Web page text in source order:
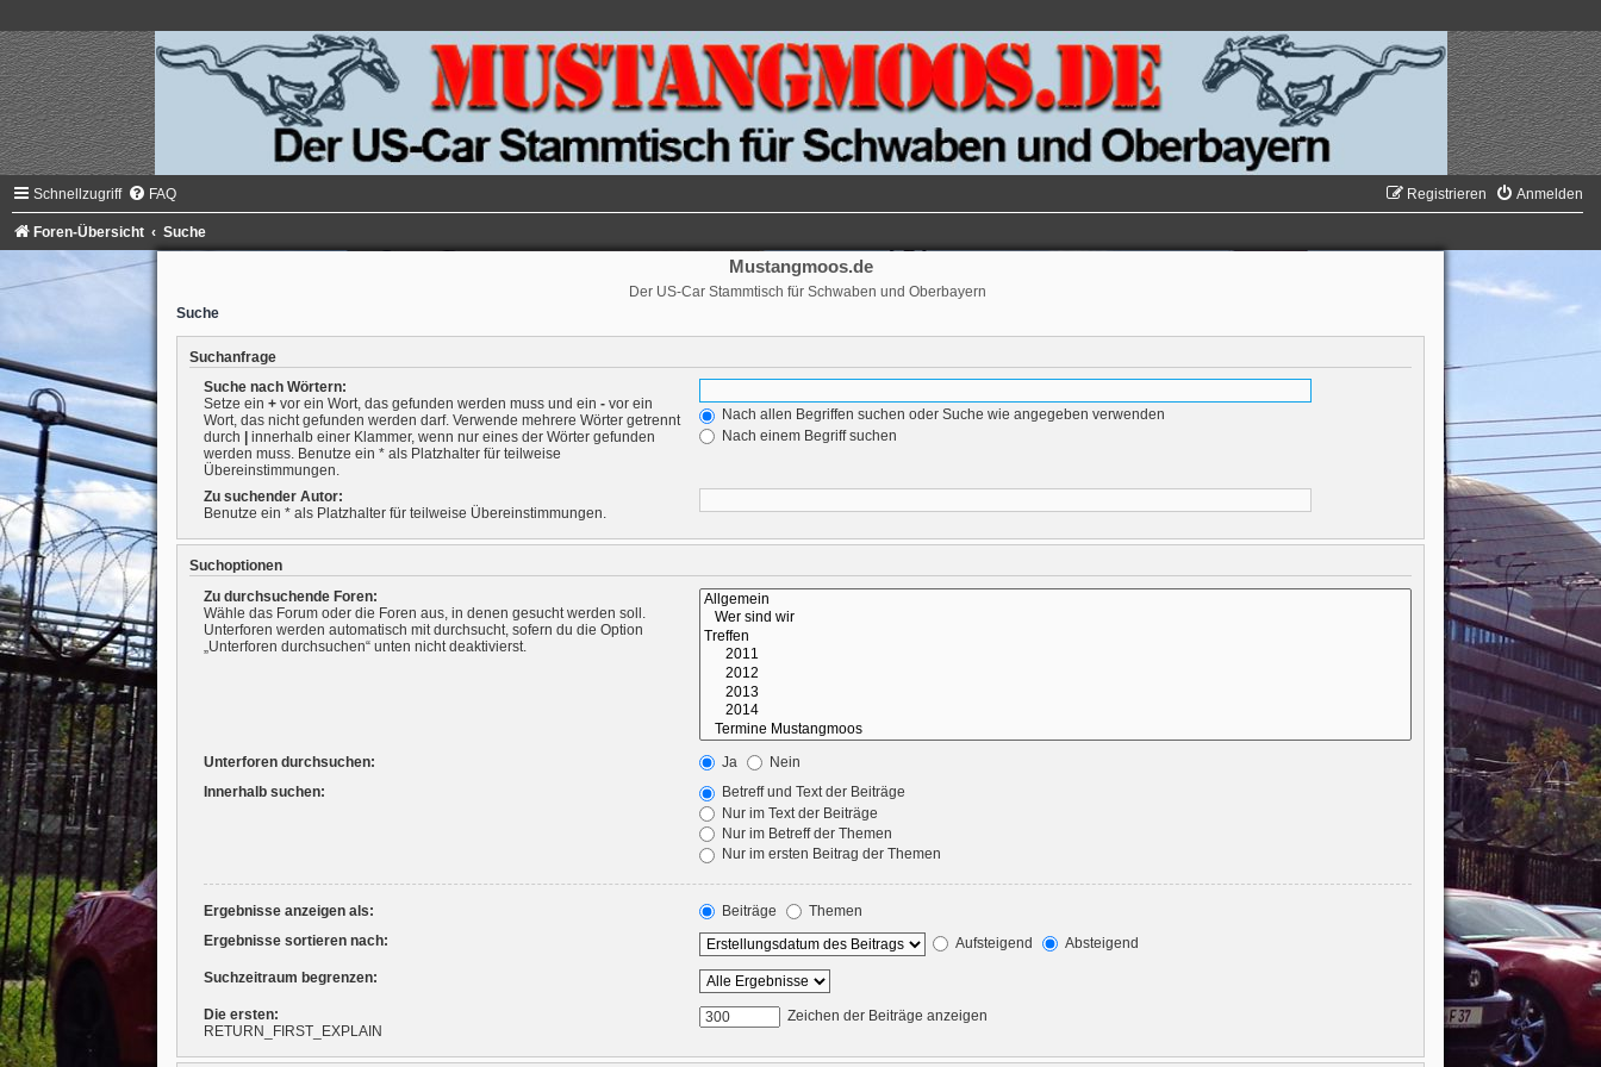
Schnellzugriff FAQ Anmelden
Registrieren
Foren-Übersicht Suche
Mustangmoos.de
Der US-Car Stammtisch für Schwaben und Oberbayern
Suche
Suchanfrage
Suche nach Wörtern:
Setze ein +vor ein Wort, das gefunden werden muss und ein -vor ein
Wort, das nicht gefunden werden darf. Verwende mehrere Wörter getrennt
durch
innerhalb einer Klammer, wenn nur eines der Wörter gefunden
werden muss. Benutze ein * als Platzhalter für teilweise
Übereinstimmungen.
Nach allen Begriffen suchen oder Suche wie angegeben verwenden
Nach einem Begriff suchen
Zu suchender Autor:
Benutze ein * als Platzhalter für teilweise Übereinstimmungen.
Suchoptionen
Zu durchsuchende Foren:
Wähle das Forum oder die Foren aus, in denen gesucht werden soll.
Unterforen werden automatisch mit durchsucht, sofern du die Option
„Unterforen durchsuchen“ unten nicht deaktivierst.
Unterforen durchsuchen: Ja
Nein
Innerhalb suchen:
Betreff und Text der Beiträge
Nur im Text der Beiträge
Nur im Betreff der Themen
Nur im ersten Beitrag der Themen
Ergebnisse anzeigen als: Beiträge
Themen
Ergebnisse sortieren nach:
Aufsteigend Absteigend
Suchzeitraum begrenzen:
Die ersten:
RETURN_FIRST_EXPLAIN
Zeichen der Beiträge anzeigen